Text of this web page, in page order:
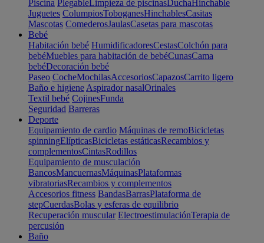
Piscina PlegableLimpieza de piscinasDuchaHinchable
Juguetes ColumpiosToboganesHinchablesCasitas
Mascotas ComederosJaulasCasetas para mascotas
Bebé
Habitación bebé HumidificadoresCestasColchón para
bebéMuebles para habitación de bebéCunasCama
bebéDecoración bebé
Paseo CocheMochilasAccesoriosCapazosCarrito ligero
Baño e higiene Aspirador nasalOrinales
Textil bebé CojinesFunda
Seguridad Barreras
Deporte
Equipamiento de cardio Máquinas de remoBicicletas
spinningElípticasBicicletas estáticasRecambios y
complementosCintasRodillos
Equipamiento de musculación
BancosMancuernasMáquinasPlataformas
vibratoriasRecambios y complementos
Accesorios fitness BandasBarrasPlataforma de
stepCuerdasBolas y esferas de equilibrio
Recuperación muscular ElectroestimulaciónTerapia de
percusión
Baño